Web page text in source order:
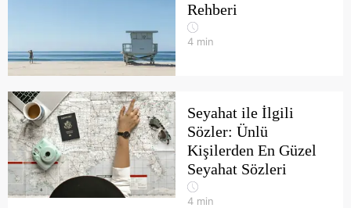
Rehberi
4 min
Seyahat ile İlgili
Sözler: Ünlü
Kişilerden En Güzel
Seyahat Sözleri
4 min